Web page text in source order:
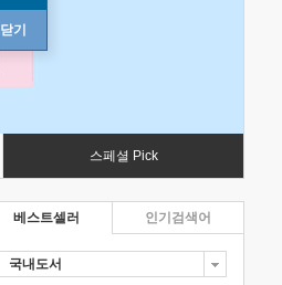
닫기
스페셜 Pick
베스트셀러
국내도서
인기검색어